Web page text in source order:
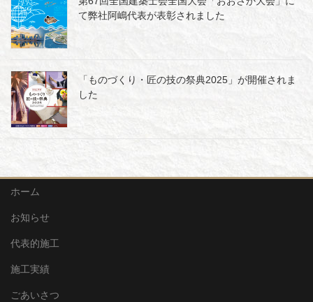
て弊社阿嶋代表が表彰されました
「ものづくり・匠の技の祭典2025」が開催されま
した
ホーム
お知らせ
代表的施工
施工実績
ごあいさつ